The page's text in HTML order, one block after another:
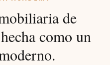
de
como un